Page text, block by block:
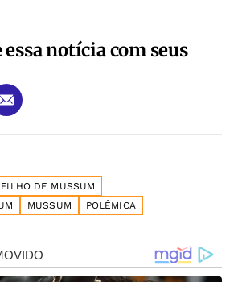
notícia com seus
FILHO DE MUSSUM
MUSSUM POLÊMICA